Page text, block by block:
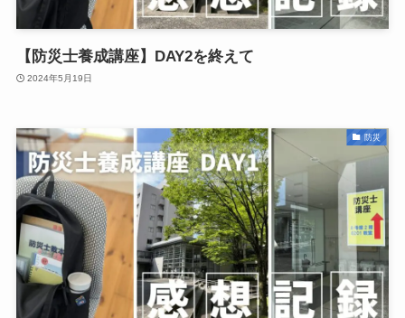
【防災士養成講座】DAY2を終えて
2024年5月19日
防災